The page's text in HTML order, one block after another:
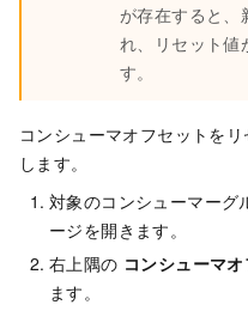
が存在すると、
れ、リセット値
す。
コンシューマオフセットを
します。
対象のコンシューマーグ
ージを開きます。
右上隅の コンシューマ
ます。